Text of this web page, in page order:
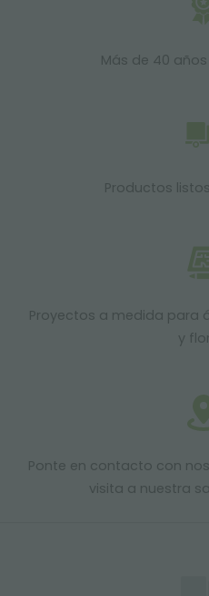
Más de 40
Productos
Proyectos a medida para
y
Ponte en contacto con
visita a nuestra